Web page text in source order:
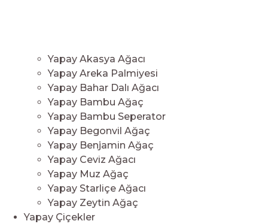
Yapay Akasya Ağacı
Yapay Areka Palmiyesi
Yapay Bahar Dalı Ağacı
Yapay Bambu Ağaç
Yapay Bambu Seperator
Yapay Begonvil Ağaç
Yapay Benjamin Ağaç
Yapay Ceviz Ağacı
Yapay Muz Ağaç
Yapay Starliçe Ağacı
Yapay Zeytin Ağaç
Yapay Çiçekler